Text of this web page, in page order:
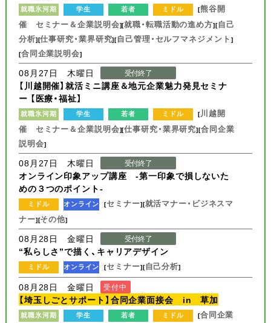
就職氷河期 学生 若者 ミドル [熊谷開
催 セミナー＆企業説明会][就職・転職活動の進め方][自己
分析][仕事研究・業界研究][自己管理・セルフマネジメント ]
[合同企業説明会]
08月27日 木曜日 受付終了
【川越開催】就活ミニ講座＆地元企業魅力発見セミナ
ー 【医療・福祉】
就職氷河期 学生 若者 ミドル [川越開
催 セミナー＆企業説明会][仕事研究・業界研究][合同企業
説明会]
08月27日 木曜日 受付終了
オンライン印象アップ講座 -第一印象で損しないた
めの３つのポイント-
ミドル オンライン [セミナー][就活マナー・ビジネスマ
ナー][その他]
08月28日 金曜日 受付終了
“私らしさ”で描く、キャリアデザイン
ミドル オンライン [セミナー][自己分析]
08月28日 金曜日 受付中
【埼玉しごとサポート】合同企業面接会 in 草加
就職氷河期 学生 若者 ミドル [合同企業